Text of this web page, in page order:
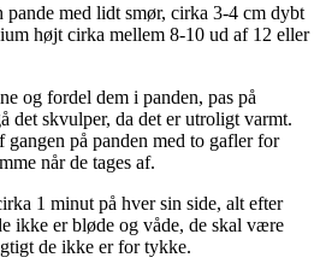
med lidt smør, cirka 3-4 cm dybt
højt cirka mellem 8-10 ud af 12 eller
og fordel dem i panden, pas på
det skvulper, da det er utroligt varmt.
gangen på panden med to gafler for
når de tages af.
1 minut på hver sin side, alt efter
ikke er bløde og våde, de skal være
de ikke er for tykke.